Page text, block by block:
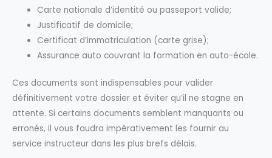
Carte nationale d’identité ou passeport valide;
Justificatif de domicile;
Certificat d’immatriculation (carte grise);
Assurance auto couvrant la formation en auto-école.
Ces documents sont indispensables pour valider
définitivement votre dossier et éviter qu’il ne stagne en
attente. Si certains documents semblent manquants ou
erronés, il vous faudra impérativement les fournir au
service instructeur dans les plus brefs délais.